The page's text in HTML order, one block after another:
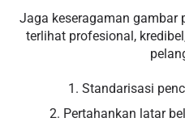
Jaga keseragaman gambar
terlihat profesional,
1. Standarisasi
2. Pertahankan latar